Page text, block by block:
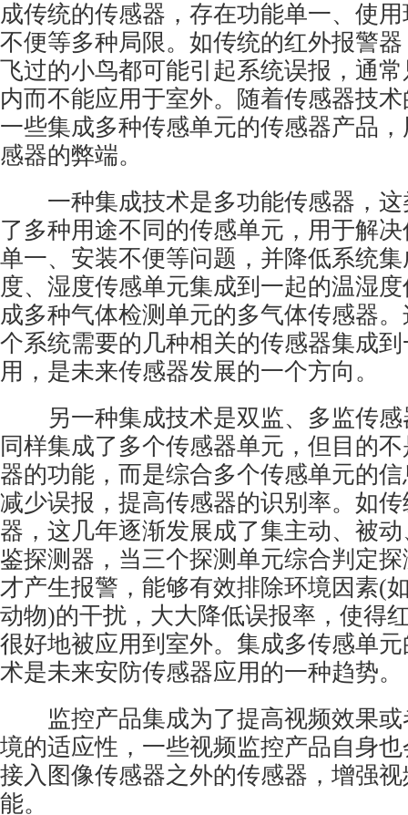
成传统的传感器，存在功能单一、使
不便等多种局限。如传统的红外报警
飞过的小鸟都可能引起系统误报，通
内而不能应用于室外。随着传感器技
一些集成多种传感单元的传感器产品
感器的弊端。
一种集成技术是多功能传感器，这
了多种用途不同的传感单元，用于解
单一、安装不便等问题，并降低系统
度、湿度传感单元集成到一起的温湿
成多种气体检测单元的多气体传感器
个系统需要的几种相关的传感器集成
用，是未来传感器发展的一个方向。
另一种集成技术是双监、多监传感
同样集成了多个传感器单元，但目的
器的功能，而是综合多个传感单元的
减少误报，提高传感器的识别率。如
器，这几年逐渐发展成了集主动、被
鉴探测器，当三个探测单元综合判定
才产生报警，能够有效排除环境因素(
动物)的干扰，大大降低误报率，使得
很好地被应用到室外。集成多传感单
术是未来安防传感器应用的一种趋势。
监控产品集成为了提高视频效果或
境的适应性，一些视频监控产品自身
接入图像传感器之外的传感器，增强
能。